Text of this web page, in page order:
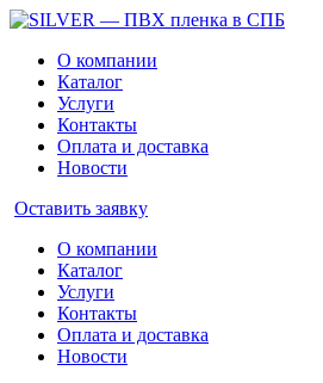
О компании
Каталог
Услуги
Контакты
Оплата и доставка
Новости
Оставить заявку
О компании
Каталог
Услуги
Контакты
Оплата и доставка
Новости